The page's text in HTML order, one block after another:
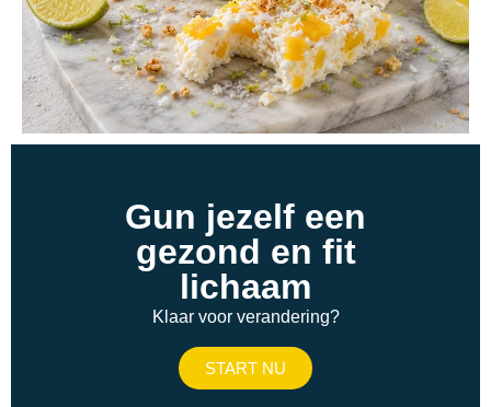
Gun jezelf een
gezond en fit
lichaam
Klaar voor verandering?
START NU